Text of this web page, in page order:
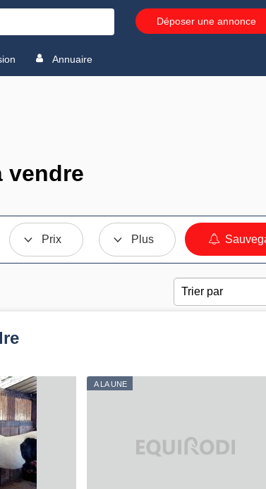
Déposer une annonce
Annuaire
vendre
Prix Plus
A LA UNE